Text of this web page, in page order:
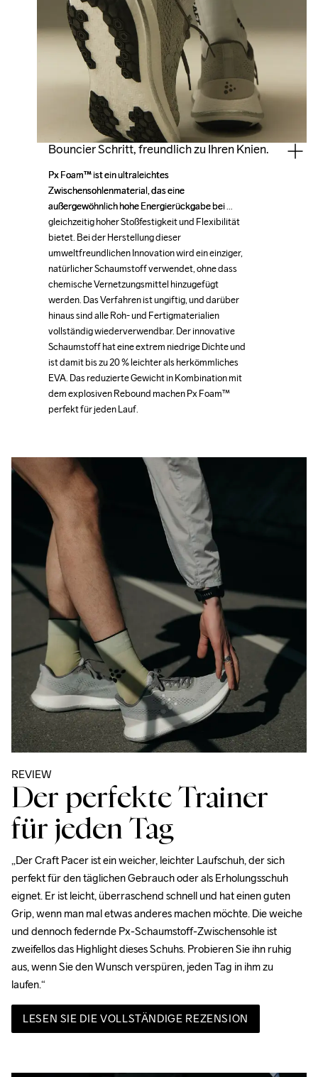
Bouncier Schritt, freundlich zu Ihren Knien.
Px Foam™ ist ein ultraleichtes
Zwischensohlenmaterial, das eine
außergewöhnlich hohe Energierückgabe bei
gleichzeitig hoher Stoßfestigkeit und Flexibilität
bietet. Bei der Herstellung dieser
umweltfreundlichen Innovation wird ein einziger,
natürlicher Schaumstoff verwendet, ohne dass
chemische Vernetzungsmittel hinzugefügt
werden. Das Verfahren ist ungiftig, und darüber
hinaus sind alle Roh- und Fertigmaterialien
vollständig wiederverwendbar. Der innovative
Schaumstoff hat eine extrem niedrige Dichte und
ist damit bis zu 20 % leichter als herkömmliches
EVA. Das reduzierte Gewicht in Kombination mit
dem explosiven Rebound machen Px Foam™
perfekt für jeden Lauf.
Px Foam™ ist ein ultraleichtes
Zwischensohlenmaterial, das eine
außergewöhnlich hohe Energierückgabe bei
gleichzeitig hoher Stoßfestigkeit und Flexibilität
bietet. Bei der Herstellung dieser
umweltfreundlichen Innovation wird ein einziger,
natürlicher Schaumstoff verwendet, ohne dass
chemische Vernetzungsmittel hinzugefügt
werden. Das Verfahren ist ungiftig, und darüber
hinaus sind alle Roh- und Fertigmaterialien
vollständig wiederverwendbar. Der innovative
Schaumstoff hat eine extrem niedrige Dichte und
ist damit bis zu 20 % leichter als herkömmliches
EVA. Das reduzierte Gewicht in Kombination mit
dem explosiven Rebound machen Px Foam™
perfekt für jeden Lauf.
REVIEW
Der perfekte Trainer
für jeden Tag
„Der Craft Pacer ist ein weicher, leichter Laufschuh, der sich
perfekt für den täglichen Gebrauch oder als Erholungsschuh
eignet. Er ist leicht, überraschend schnell und hat einen guten
Grip, wenn man mal etwas anderes machen möchte. Die weiche
und dennoch federnde Px-Schaumstoff-Zwischensohle ist
zweifellos das Highlight dieses Schuhs. Probieren Sie ihn ruhig
aus, wenn Sie den Wunsch verspüren, jeden Tag in ihm zu
laufen.“
LESEN SIE DIE VOLLSTÄNDIGE REZENSION